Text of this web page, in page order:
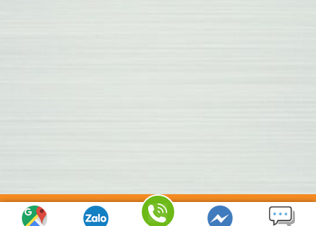
Copyright 2026 © IT Vũng Tàu |THIẾT KẾ WEBSITE BỞI IT